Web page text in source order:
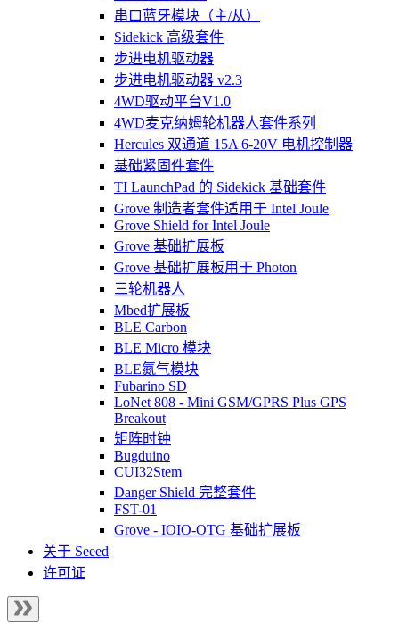
串口蓝牙模块（主/从）
Sidekick 高级套件
步进电机驱动器
步进电机驱动器 v2.3
4WD驱动平台V1.0
4WD麦克纳姆轮机器人套件系列
Hercules 双通道 15A 6-20V 电机控制器
基础紧固件套件
TI LaunchPad 的 Sidekick 基础套件
Grove 制造者套件适用于 Intel Joule
Grove Shield for Intel Joule
Grove 基础扩展板
Grove 基础扩展板用于 Photon
三轮机器人
Mbed扩展板
BLE Carbon
BLE Micro 模块
BLE氮气模块
Fubarino SD
LoNet 808 - Mini GSM/GPRS Plus GPS
Breakout
矩阵时钟
Bugduino
CUI32Stem
Danger Shield 完整套件
FST-01
Grove - IOIO-OTG 基础扩展板
关于 Seeed
许可证